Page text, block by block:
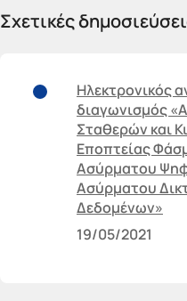
Σχετικές
Ηλεκτρονικός
διαγωνισμός
Σταθερών και
Εποπτείας
Ασύρματου
Ασύρματου
Δεδομένων»
19/05/2021